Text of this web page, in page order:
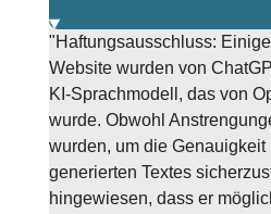
"Haftungsausschluss:
Website wurden von
KI-Sprachmodell, das von
wurde. Obwohl
wurden, um die
generierten Textes
hingewiesen, dass er